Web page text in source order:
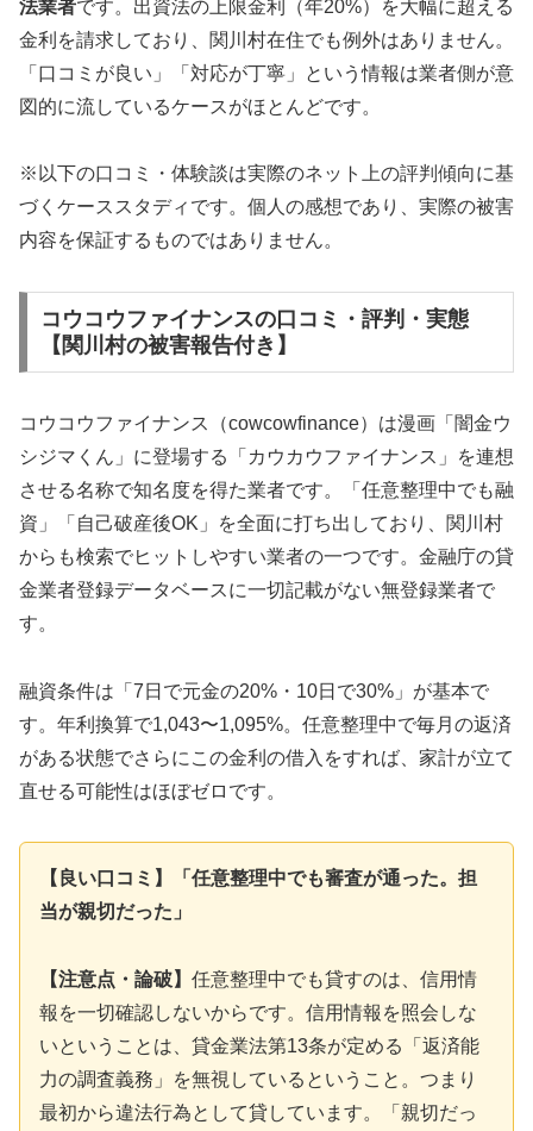
法業者です。出資法の上限金利（年20%）を大幅に超える
金利を請求しており、関川村在住でも例外はありません。
「口コミが良い」「対応が丁寧」という情報は業者側が意
図的に流しているケースがほとんどです。
※以下の口コミ・体験談は実際のネット上の評判傾向に基
づくケーススタディです。個人の感想であり、実際の被害
内容を保証するものではありません。
コウコウファイナンスの口コミ・評判・実態
【関川村の被害報告付き】
コウコウファイナンス（cowcowfinance）は漫画「闇金ウ
シジマくん」に登場する「カウカウファイナンス」を連想
させる名称で知名度を得た業者です。「任意整理中でも融
資」「自己破産後OK」を全面に打ち出しており、関川村
からも検索でヒットしやすい業者の一つです。金融庁の貸
金業者登録データベースに一切記載がない無登録業者で
す。
融資条件は「7日で元金の20%・10日で30%」が基本で
す。年利換算で1,043〜1,095%。任意整理中で毎月の返済
がある状態でさらにこの金利の借入をすれば、家計が立て
直せる可能性はほぼゼロです。
【良い口コミ】「任意整理中でも審査が通った。担
当が親切だった」
【注意点・論破】 任意整理中でも貸すのは、信用情
報を一切確認しないからです。信用情報を照会しな
いということは、貸金業法第13条が定める「返済能
力の調査義務」を無視しているということ。つまり
最初から違法行為として貸しています。「親切だっ